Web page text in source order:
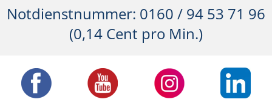
Notdienstnummer: 0160 / 94 53 71 96
(0,14 Cent pro Min.)